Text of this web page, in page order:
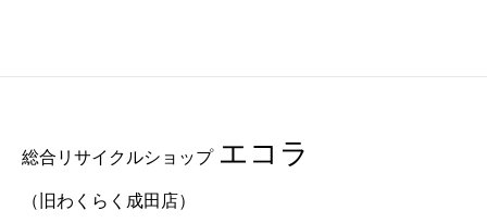
総合リサイクルショップ エコラ
（旧わくらく成田店）